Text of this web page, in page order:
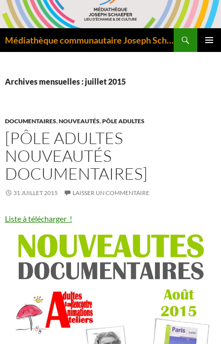
Aller
au
contenu
Médiathèque communautaire Joseph Schaefer de Bitche – Pôle départemental de lecture publique
Archives mensuelles : juillet 2015
DOCUMENTAIRES,NOUVEAUTÉS,PÔLE ADULTES
[PÔLE ADULTES
NOUVEAUTÉS
DOCUMENTAIRES]
31 JUILLET 2015 LAISSER UN COMMENTAIRE
Liste à télécharger !